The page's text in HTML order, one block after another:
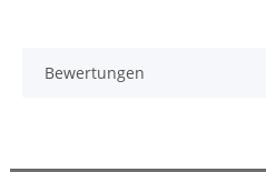
Bewertungen